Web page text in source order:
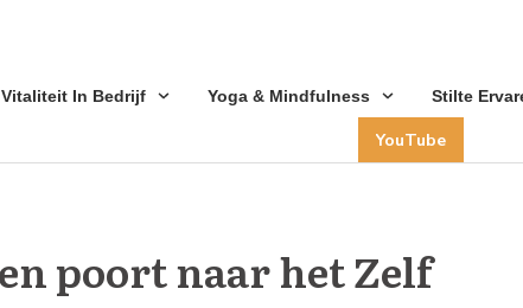
Vitaliteit In Bedrijf Yoga & Mindfulness Stilte
YouTube
poort naar het Zelf